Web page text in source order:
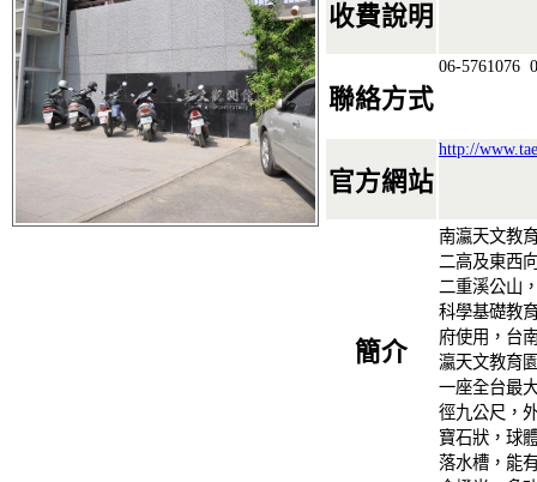
收費說明
聯絡方式
06-5761076
官方網站
http://
簡介
南瀛天文教
二高及東西
二重溪公山
科學基礎教
府使用，台
瀛天文教育
一座全台最
徑九公尺，
寶石狀，球
落水槽，能